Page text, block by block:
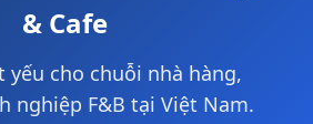
& Cafe
cho chuỗi nhà hàng,
nghiệp F&B tại Việt Nam.